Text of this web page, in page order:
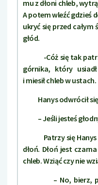
mu z dłoni chleb,
A potem wleźć gdzieś
ukryć się przed
głód.
-Cóż się tak
górnika, który
i miesił chleb w ustach.
Hanys odwrócił się
– Jeśli jesteś
Patrzy się Hanys
dłoń. Dłoń jest
chleb. Wziąć czy nie
– No, bierz,